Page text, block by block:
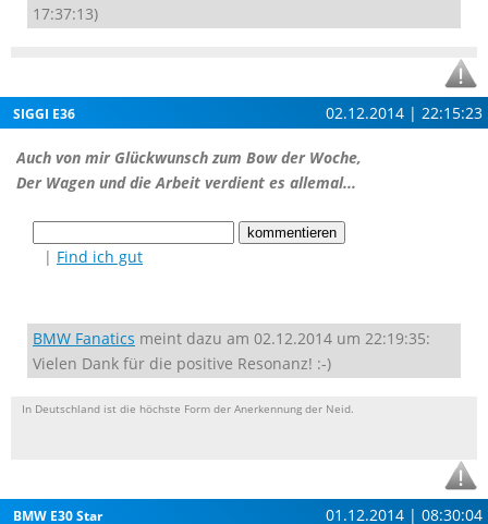
17:37:13)
SIGGI E36 02.12.2014 | 22:15:23
Auch von mir Glückwunsch zum Bow der Woche,
Der Wagen und die Arbeit verdient es allemal...
| Find ich gut
BMW Fanatics meint dazu am 02.12.2014 um 22:19:35:
Vielen Dank für die positive Resonanz! :-)
In Deutschland ist die höchste Form der Anerkennung der Neid.
BMW E30 Star 01.12.2014 | 08:30:04